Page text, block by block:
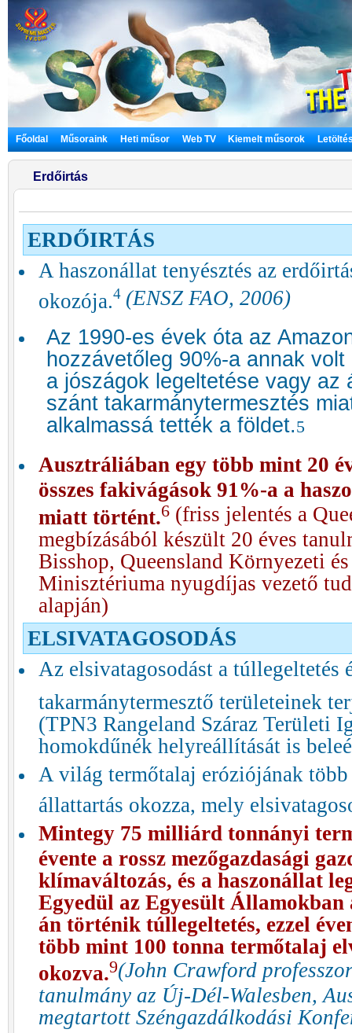
Főoldal Műsoraink Heti műsor Web TV Kiemelt műsorok
Erdőirtás
ERDŐIRTÁS
A haszonállat tenyésztés az
okozója. 4 (ENSZ FAO, 2006)
Az 1990-es évek óta az
hozzávetőleg 90%-a annak
a jószágok legeltetése vagy az
szánt takarmánytermesztés
alkalmassá tették a földet.5
Ausztráliában egy több mint 20
összes fakivágások 91%-a a
miatt történt. 6 (friss jelentés a
megbízásából készült 20 éves
Bisshop, Queensland Környezeti
Minisztériuma nyugdíjas vezető
alapján)
ELSIVATAGOSODÁS
Az elsivatagosodást a túllegeltetés
takarmánytermesztő területeinek
(TPN3 Rangeland Száraz Területi
homokdűnék helyreállítását is
A világ termőtalaj eróziójának
állattartás okozza, mely
Mintegy 75 milliárd tonnányi
évente a rossz mezőgazdasági
klímaváltozás, és a haszonállat
Egyedül az Egyesült Államokban
án történik túllegeltetés, ezzel
több mint 100 tonna termőtalaj
okozva. 9(John Crawford
tanulmány az Új-Dél-Walesben,
megtartott Széngazdálkodási